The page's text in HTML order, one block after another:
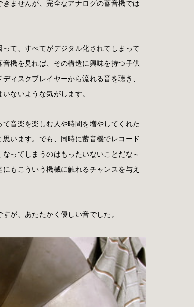
ませんが、完全なアナログの蓄音機では
て、すべてがデジタル化されてしまって
機を見れば、その構造に興味を持つ子供
ィスクプレイヤーから流れる音を聴き、
ないような気がします。
音楽を楽しむ人や時間を増やしてくれた
います。でも、同時に蓄音機でレコード
ってしまうのはもったいないことだな～
もこういう機械に触れるチャンスを与え
が、あたたかく優しい音でした。